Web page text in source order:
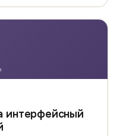
интерфейсный